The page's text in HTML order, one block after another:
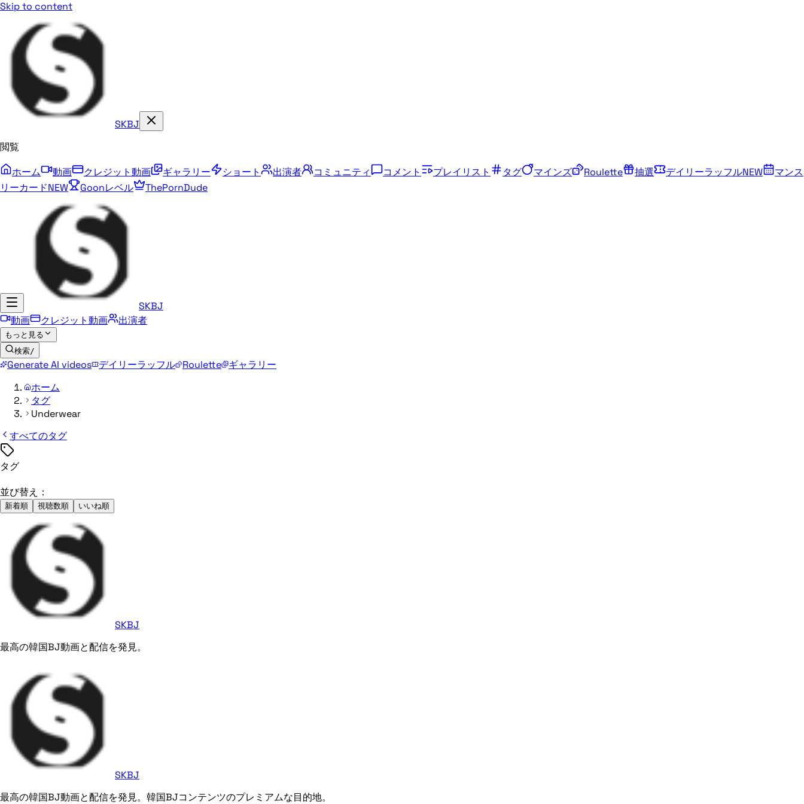
Skip to content
SKBJ
閲覧
ホーム
動画 クレジット動画 ギャラリー ショート 出演者 コミュニティ コメント プレイリスト タグ マインズ Roulette 抽選 デイリーラッフルNEW
マンス
リーカードNEW Goonレベル ThePornDude
SKBJ
動画
クレジット動画 出演者
もっと見る
検索/
Generate AI videos デイリーラッフル Roulette
ギャラリー
ホーム
タグ
Underwear
すべてのタグ
タグ
並び替え：
新着順 視聴数順 いいね順
SKBJ
最高の韓国BJ動画と配信を発見。
SKBJ
最高の韓国BJ動画と配信を発見。韓国BJコンテンツのプレミアムな目的地。